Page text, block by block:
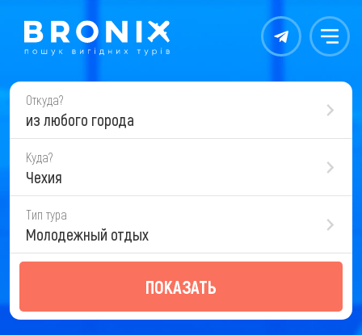
Контакты Меню
Откуда?
из любого города
Куда?
Чехия
Тип тура
Молодежный отдых
ПОКАЗАТЬ